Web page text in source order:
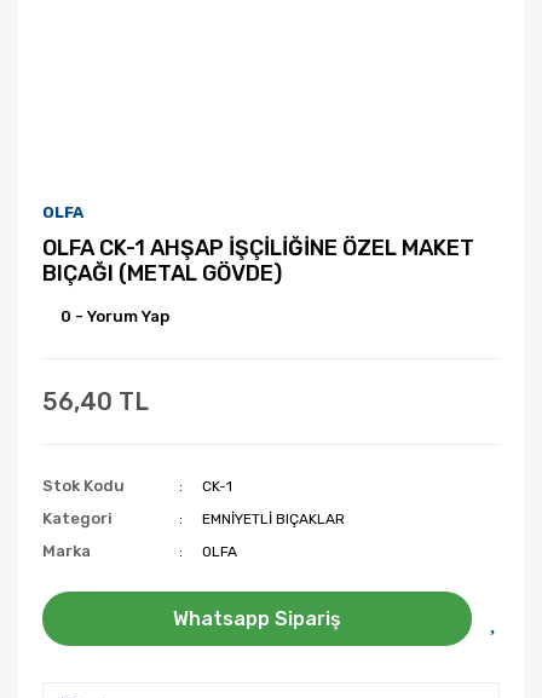
OLFA
OLFA CK-1 AHŞAP İŞÇİLİĞİNE ÖZEL MAKET
BIÇAĞI (METAL GÖVDE)
0 - Yorum Yap
56,40 TL
Stok Kodu CK-1
Kategori EMNİYETLİ BIÇAKLAR
Marka OLFA
Whatsapp Sipariş